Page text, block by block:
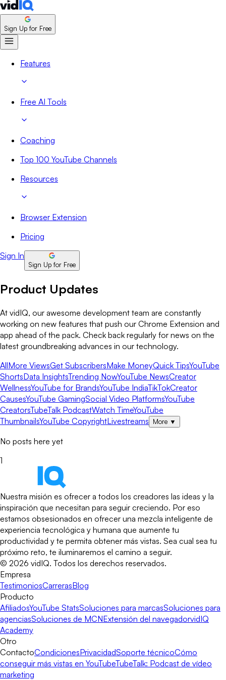
Sign Up for Free
Features
Free AI Tools
Coaching
Top 100 YouTube Channels
Resources
Browser Extension
Pricing
Sign In
Sign Up for Free
Product Updates
At vidIQ, our awesome development team are constantly
working on new features that push our Chrome Extension and
app ahead of the pack. Check back regularly for news on the
latest groundbreaking advances in our technology.
AllMore ViewsGet SubscribersMake MoneyQuick TipsYouTube
ShortsData InsightsTrending NowYouTube NewsCreator
WellnessYouTube for BrandsYouTube IndiaTikTokCreator
CausesYouTube GamingSocial Video PlatformsYouTube
CreatorsTubeTalk PodcastWatch TimeYouTube
ThumbnailsYouTube CopyrightLivestreams More ▼
No posts here yet
1
Nuestra misión es ofrecer a todos los creadores las ideas y la
inspiración que necesitan para seguir creciendo. Por eso
estamos obsesionados en ofrecer una mezcla inteligente de
experiencia tecnológica y humana que aumente tu
productividad y te permita obtener más vistas. Sea cual sea tu
próximo reto, te iluminaremos el camino a seguir.
© 2026 vidIQ. Todos los derechos reservados.
Empresa
TestimoniosCarrerasBlog
Producto
AfiliadosYouTube StatsSoluciones para marcasSoluciones para
agenciasSoluciones de MCNExtensión del navegadorvidIQ
Academy
Otro
ContactoCondicionesPrivacidadSoporte técnicoCómo
conseguir más vistas en YouTubeTubeTalk: Podcast de vídeo
marketing